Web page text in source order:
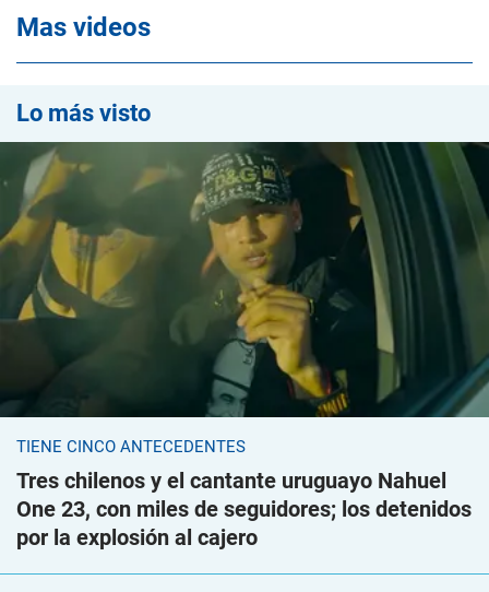
Mas videos
Lo más visto
TIENE CINCO ANTECEDENTES
Tres chilenos y el cantante uruguayo Nahuel
One 23, con miles de seguidores; los detenidos
por la explosión al cajero